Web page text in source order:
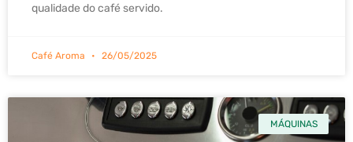
qualidade do café servido.
Café Aroma 26/05/2025
MÁQUINAS